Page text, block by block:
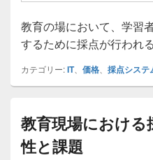
教育の場において、学習
するために採点が行われ
カテゴリー:IT、 価格、 採点システ
教育現場におけ
性と課題